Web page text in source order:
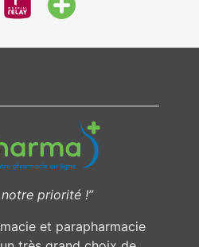
priorité !”
et parapharmacie